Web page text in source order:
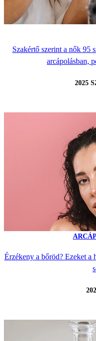
Szakértő szerint a nők 95
arcápolásban,
2025
Érzékeny a bőröd? Ezeket a